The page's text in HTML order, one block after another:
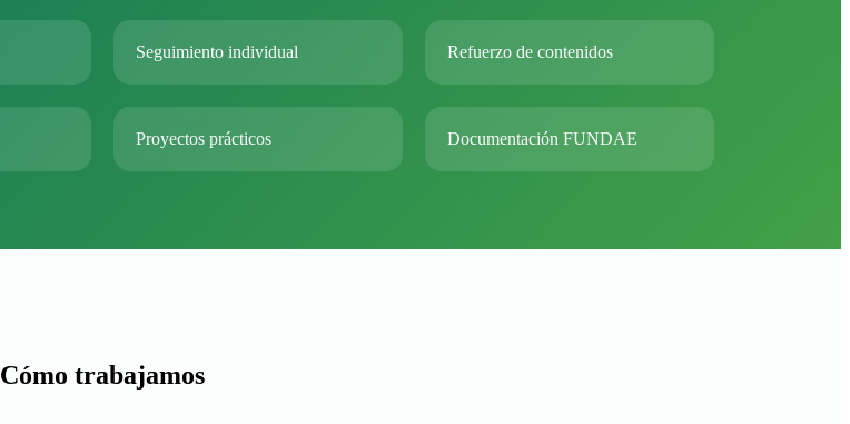
Seguimiento individual Refuerzo de contenidos
Proyectos prácticos Documentación FUNDAE
Cómo trabajamos